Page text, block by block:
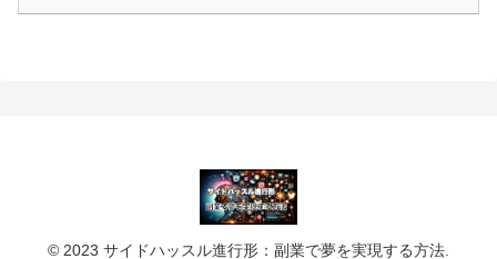
© 2023 サイドハッスル進行形：副業で夢を実現する方法.